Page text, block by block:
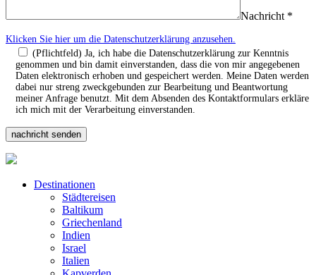
Nachricht *
Klicken Sie hier um die Datenschutzerklärung anzusehen.
(Pflichtfeld) Ja, ich habe die Datenschutzerklärung zur Kenntnis
genommen und bin damit einverstanden, dass die von mir angegebenen
Daten elektronisch erhoben und gespeichert werden. Meine Daten werden
dabei nur streng zweckgebunden zur Bearbeitung und Beantwortung
meiner Anfrage benutzt. Mit dem Absenden des Kontaktformulars erkläre
ich mich mit der Verarbeitung einverstanden.
Destinationen
Städtereisen
Baltikum
Griechenland
Indien
Israel
Italien